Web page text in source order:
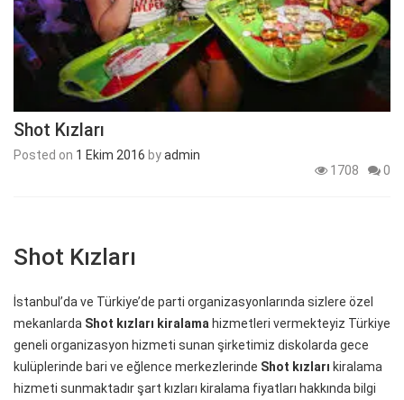
Shot Kızları
Posted on 1 Ekim 2016 byadmin
1708
0
Shot Kızları
İstanbul’da ve Türkiye’de parti organizasyonlarında sizlere özel
mekanlarda Shot kızları kiralama hizmetleri vermekteyiz Türkiye
geneli organizasyon hizmeti sunan şirketimiz diskolarda gece
kulüplerinde bari ve eğlence merkezlerinde Shot kızları kiralama
hizmeti sunmaktadır şart kızları kiralama fiyatları hakkında bilgi